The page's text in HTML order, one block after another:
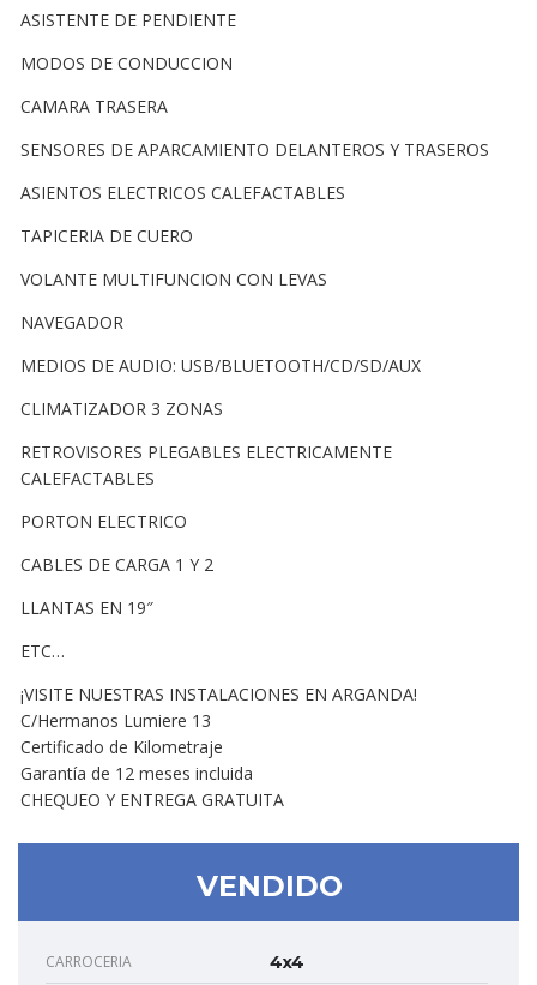
ASISTENTE DE PENDIENTE
MODOS DE CONDUCCION
CAMARA TRASERA
SENSORES DE APARCAMIENTO DELANTEROS Y TRASEROS
ASIENTOS ELECTRICOS CALEFACTABLES
TAPICERIA DE CUERO
VOLANTE MULTIFUNCION CON LEVAS
NAVEGADOR
MEDIOS DE AUDIO: USB/BLUETOOTH/CD/SD/AUX
CLIMATIZADOR 3 ZONAS
RETROVISORES PLEGABLES ELECTRICAMENTE
CALEFACTABLES
PORTON ELECTRICO
CABLES DE CARGA 1 Y 2
LLANTAS EN 19″
ETC…
¡VISITE NUESTRAS INSTALACIONES EN ARGANDA!
C/Hermanos Lumiere 13
Certificado de Kilometraje
Garantía de 12 meses incluida
CHEQUEO Y ENTREGA GRATUITA
VENDIDO
CARROCERIA 4x4